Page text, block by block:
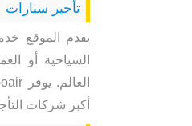
تأجير سيارات
يقدم الموقع
السياحية أو
أكبر شركات